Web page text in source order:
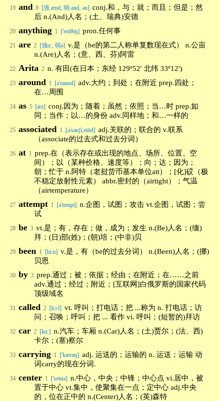
19 and 8 [强 ænd, 弱 ənd, ən] conj.和，与；就；而且；但是；然
后 n.(And)人名；(土、瑞典)安德
20 anything 1 ['eniθiŋ] pron.任何事
21 are 2 [强ɑ:, 弱ə] v.是（be的第二人称单复数现在式） n.公亩
n.(Are)人名；(意、西、芬)阿雷
22 Arita 2 n. 有田(在日本；东经 129º52' 北纬 33º12')
23 around 1 [ə'raund] adv.大约；到处；在附近 prep.四处；
在…周围
24 as 5 [æz] conj.因为；随着；虽然；依照；当…时 prep.如
同；当作；以…的身份 adv.同样地；和…一样的
25 associated 1 [ə'səuʃi,eitid] adj.关联的；联合的 v.联系
（associate的过去式和过去分词）
26 at 1 prep.在（表示存在或出现的地点、场所、位置、空
间）；以（某种价格、速度等）；向；达；因为；
朝；忙于 n.阿特（老挝货币基本单位att）；[化]砹（极
不稳定放射性元素） abbr.密封的（airtight）；气温
（airtemperature）
27 attempt 1 [ə'tempt] n.企图，试图；攻击 vt.企图，试图；尝
试
28 be 3 vt.是；有，存在；做，成为；发生 n.(Be)人名；(缅)
拜；(日)部(姓)；(朝)培；(中非)贝
29 been 1 [bi:n] v.是，有（be的过去分词） n.(Been)人名；(挪)
贝恩
30 by 3 prep.通过；被；依据；经由；在附近；在……之前
adv.通过；经过；附近；[互联网]白俄罗斯的国家代码
顶级域名
31 called 2 [kɔːl] vt. 呼叫；打电话；把 ...称为 n. 打电话；访
问；召唤；呼叫；把 ... 看作 vi. 呼叫；(短暂的)拜访
32 car 2 [kɑ:] n.汽车；车厢 n.(Car)人名；(土)贾尔；(法、西)
卡尔；(塞)察尔
33 carrying 1 ['kærɪɪŋ] adj. 运送的；运输的 n. 运送；运输 动
词carry的现在分词.
34 center 1 ['sentə] n.中心，中央；中锋；中心点 vi.居中，被
置于中心 vt.集中，使聚集在一点；定中心 adj.中央
的，位在正中的 n.(Center)人名；(英)森特